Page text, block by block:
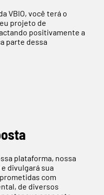
VBIO, você terá o
projeto de
positivamente a
parte dessa
plataforma, nossa
divulgará sua
com
de diversos